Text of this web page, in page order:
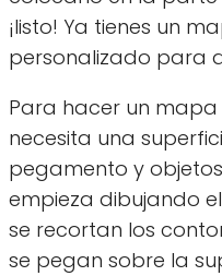
¡listo! Ya tienes un
personalizado para
Para hacer un mapa
necesita una
pegamento y
empieza dibujando
se recortan los
se pegan sobre la